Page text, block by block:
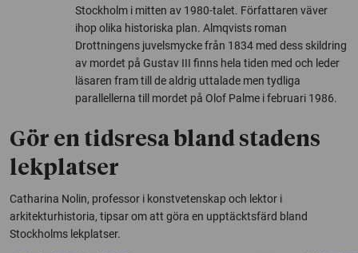
Stockholm i mitten av 1980-talet. Författaren väver
ihop olika historiska plan. Almqvists roman
Drottningens juvelsmycke från 1834 med dess skildring
av mordet på Gustav III finns hela tiden med och leder
läsaren fram till de aldrig uttalade men tydliga
parallellerna till mordet på Olof Palme i februari 1986.
Gör en tidsresa bland stadens
lekplatser
Catharina Nolin, professor i konstvetenskap och lektor i
arkitekturhistoria, tipsar om att göra en upptäcktsfärd bland
Stockholms lekplatser.